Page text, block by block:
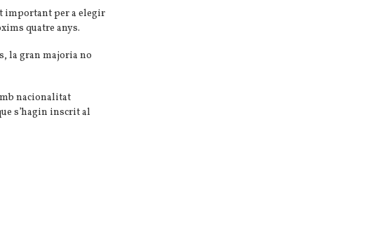
important per a elegir
quatre anys.
la gran majoria no
nacionalitat
s’hagin inscrit al